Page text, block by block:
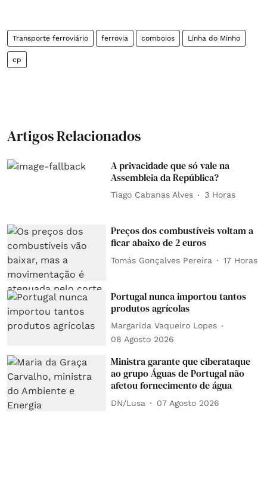
Transporte ferroviário ferrovia comboios Linha do Minho
cp
Artigos Relacionados
A privacidade que só vale na
Assembleia da República?
Tiago Cabanas Alves 3 Horas
Preços dos combustíveis voltam a
ficar abaixo de 2 euros
Tomás Gonçalves Pereira 17 Horas
Portugal nunca importou tantos
produtos agrícolas
Margarida Vaqueiro Lopes
08 Agosto 2026
Ministra garante que ciberataque
ao grupo Águas de Portugal não
afetou fornecimento de água
DN/Lusa 07 Agosto 2026